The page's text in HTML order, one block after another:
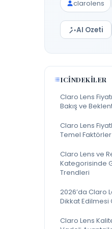
clarolens
AI Ozeti
ICINDEKILER
Claro Lens
Bakış ve
Claro Lens
Temel Faktörler
Claro Lens ve
Kategorisinde
Trendleri
2026’da Claro
Dikkat
Claro Lens